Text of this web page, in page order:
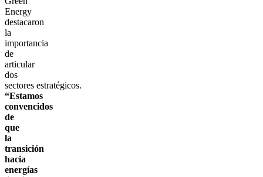
Energy
destacaron
la
importancia
de
articular
dos
sectores estratégicos.
“Estamos
convencidos
de
que
la
transición
hacia
energías